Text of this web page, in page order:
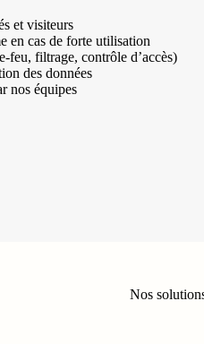
et visiteurs
en cas de forte utilisation
feu, filtrage, contrôle d’accès)
des données
nos équipes
Nos